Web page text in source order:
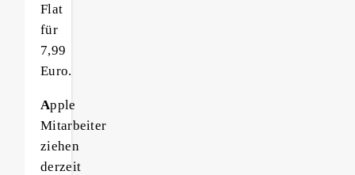
Flat
für
7,99
Euro.
Apple
Mitarbeiter
ziehen
derzeit